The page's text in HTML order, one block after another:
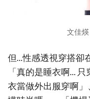
文佳
但...性感透視穿搭卻
「真的是睡衣啊...
衣當做外出服穿啊